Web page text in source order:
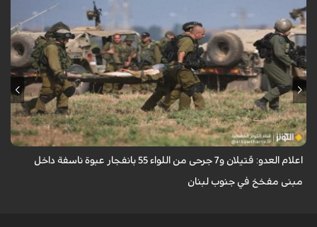
اعلنت وسائل إعلام إسرائيليّة اليوم الاربعاء سقوط قتيلين و7 جرحى من اللواء 55
بانفجار عبوة ناسفة داخل مبنى مفخخ في جنوب لبنان.
اعلام العدو: قتيلان و7 جرحى من اللواء 55 بانفجار عبوة ناسفة داخل
مبنى مفخخ في جنوب لبنان